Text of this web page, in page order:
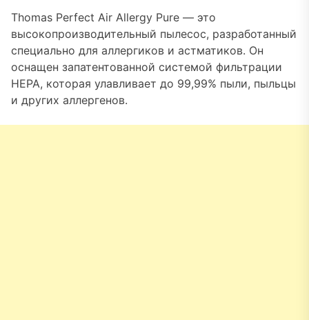
Thomas Perfect Air Allergy Pure — это
высокопроизводительный пылесос, разработанный
специально для аллергиков и астматиков. Он
оснащен запатентованной системой фильтрации
HEPA, которая улавливает до 99,99% пыли, пыльцы
и других аллергенов.